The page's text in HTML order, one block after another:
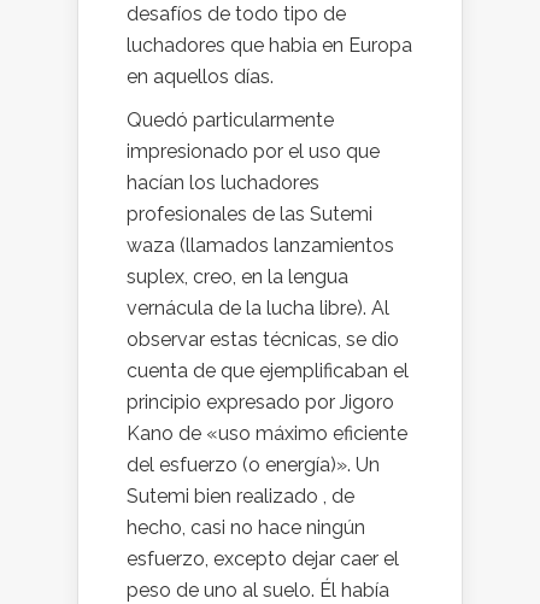
desafíos de todo tipo de
luchadores que habia en Europa
en aquellos días.
Quedó particularmente
impresionado por el uso que
hacían los luchadores
profesionales de las Sutemi
waza (llamados lanzamientos
suplex, creo, en la lengua
vernácula de la lucha libre). Al
observar estas técnicas, se dio
cuenta de que ejemplificaban el
principio expresado por Jigoro
Kano de «uso máximo eficiente
del esfuerzo (o energía)». Un
Sutemi bien realizado , de
hecho, casi no hace ningún
esfuerzo, excepto dejar caer el
peso de uno al suelo. Él había